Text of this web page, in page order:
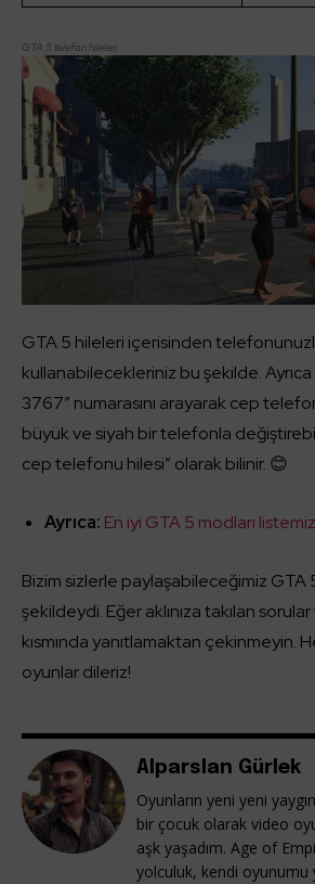
GTA 5 telefon hileleri
GTA 5 hileleri içerisinden
kullanabilecekleriniz bu şekilde.
3767” numarasını arayarak cep
büyük ve siyah bir telefonla
cep telefonu hilesi” olarak bilinir. 😊
Ayrıca: En iyi GTA 5 modları listemiz
Bizim sizlerle paylaşabileceğimiz GTA
şekildeydi. Eğer aklınıza takılan
kısmında yanıtlamaktan çekinmeyin.
oyunlar dileriz!
Alparslan Gürlek
Oyunların yeni yeni
bir çocuk olarak video
aşk yaşadım. Age of
yolculuk, kendi oyunumu